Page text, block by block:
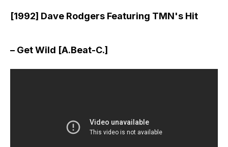
[1992] Dave Rodgers Featuring TMN's Hit
– Get Wild [A.Beat-C.]